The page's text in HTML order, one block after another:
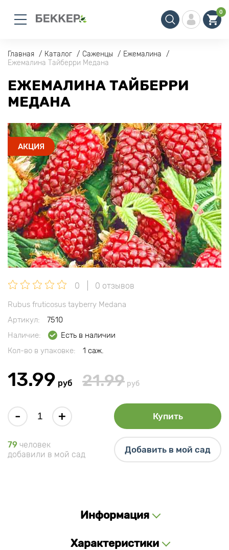
0
Главная Каталог Саженцы
Ежемалина
Ежемалина Тайберри Медана
ЕЖЕМАЛИНА ТАЙБЕРРИ
МЕДАНА
АКЦИЯ
0 0 отзывов
Rubus fruticosus tayberry Medana
Артикул:
7510
Наличие:
Есть в наличии
Кол-во в упаковке:
1 саж.
13.99 руб 21.99 руб
- + Купить
79 человек
добавили в мой сад
Добавить в мой сад
Информация
Характеристики